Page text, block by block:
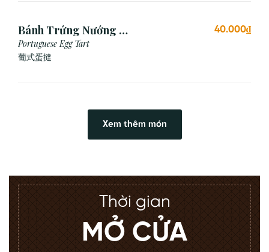
Bánh Trứng Nướng Bồ
Đào Nha (2 Cái)
Portuguese Egg Tart
葡式蛋撻
40.000₫
Xem thêm món
Thời gian
MỞ CỬA